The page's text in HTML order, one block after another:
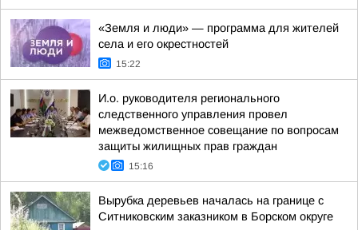
«Земля и люди» — программа для жителей
села и его окрестностей
15:22
И.о. руководителя регионального
следственного управления провел
межведомственное совещание по вопросам
защиты жилищных прав граждан
15:16
Вырубка деревьев началась на границе с
Ситниковским заказником в Борском округе